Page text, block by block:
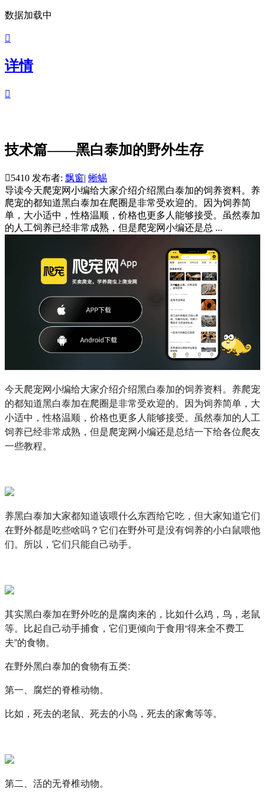
数据加载中

详情

技术篇——黑白泰加的野外生存
5410 发布者: 飘窗| 蜥蜴
导读今天爬宠网小编给大家介绍介绍黑白泰加的饲养资料。养
爬宠的都知道黑白泰加在爬圈是非常受欢迎的。因为饲养简
单，大小适中，性格温顺，价格也更多人能够接受。虽然泰加
的人工饲养已经非常成熟，但是爬宠网小编还是总 ...
今天爬宠网小编给大家介绍介绍黑白泰加的饲养资料。养爬宠
的都知道黑白泰加在爬圈是非常受欢迎的。因为饲养简单，大
小适中，性格温顺，价格也更多人能够接受。虽然泰加的人工
饲养已经非常成熟，但是爬宠网小编还是总结一下给各位爬友
一些教程。
养黑白泰加大家都知道该喂什么东西给它吃，但大家知道它们
在野外都是吃些啥吗？它们在野外可是没有饲养的小白鼠喂他
们。所以，它们只能自己动手。
其实黑白泰加在野外吃的是腐肉来的，比如什么鸡，鸟，老鼠
等。比起自己动手捕食，它们更倾向于食用“得来全不费工
夫”的食物。
在野外黑白泰加的食物有五类:
第一、腐烂的脊椎动物。
比如，死去的老鼠、死去的小鸟，死去的家禽等等。
第二、活的无脊椎动物。